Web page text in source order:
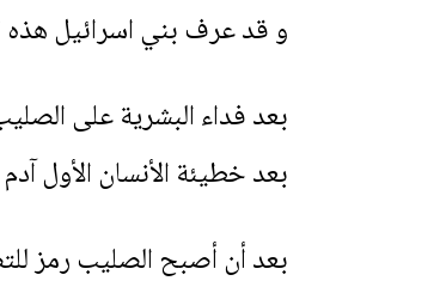
و قد عرف بني اسرائيل هذه
بعد فداء البشرية على
بعد خطيئة الأنسان الأول
بعد أن أصبح الصليب رمز